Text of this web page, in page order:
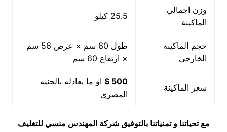
وزن اجمالي
الماكينة
25.5 كيلو
حجم الماكينة
الخارجي
طول 60 سم × عرض 56 سم
× ارتفاع 60 سم
سعر الماكينة
500 $
او ما يعادله بالجنيه
المصرى
مع تحياتنا و تمنياتنا بالتوفيق شركة المهندس منسي للتغليف